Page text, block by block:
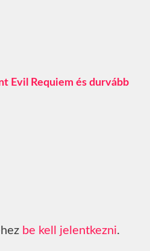
Evil Requiem és durvább
be kell jelentkezni.